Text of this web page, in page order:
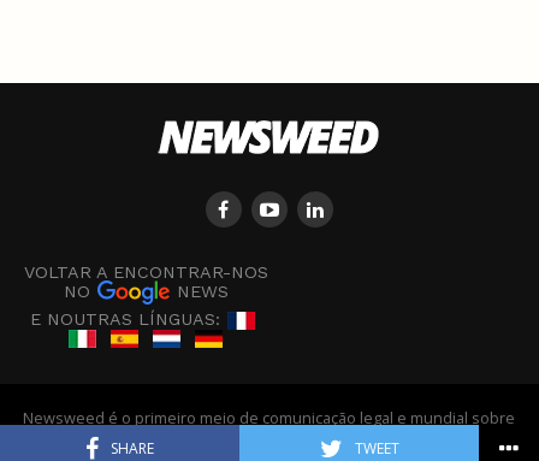
SHARE TWEET
VOLTAR A ENCONTRAR-NOS
NO
NEWS
E NOUTRAS LÍNGUAS:
Newsweed é o primeiro meio de comunicação legal e mundial sobre
canábis em Europa - © Newsweed